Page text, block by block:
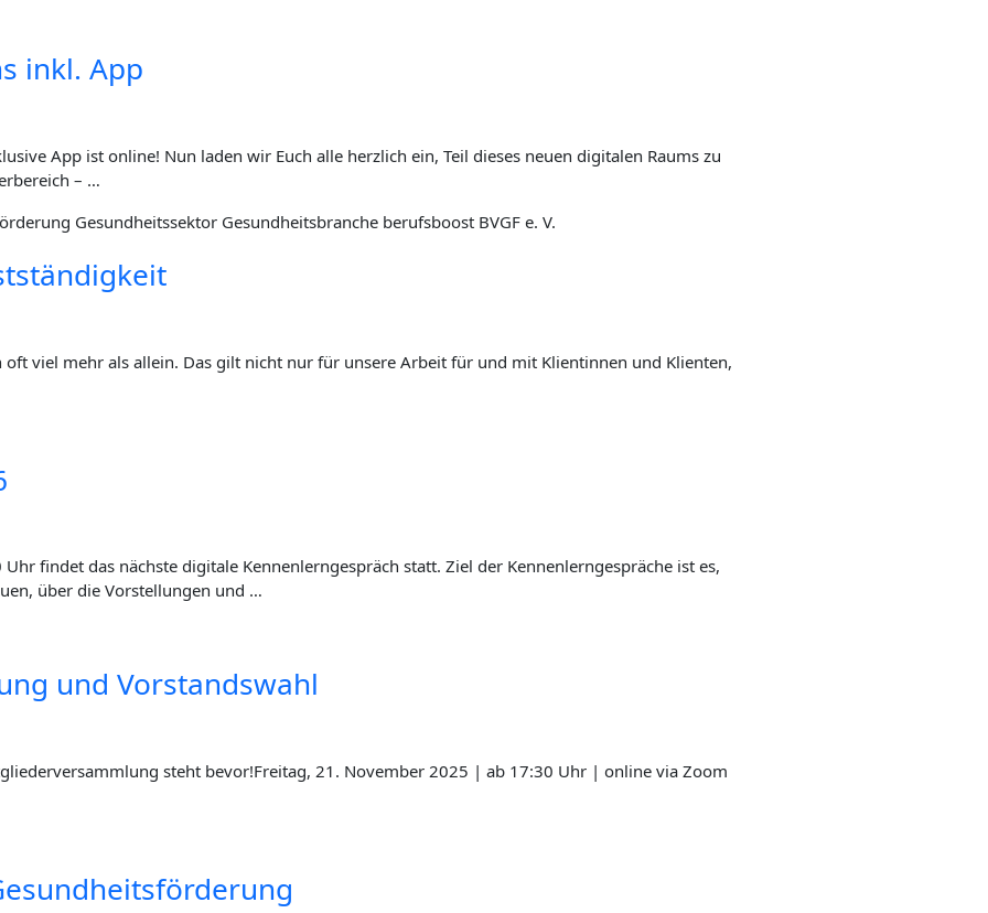
inkl. App
App ist online! Nun laden wir Euch alle herz­lich ein, Teil die­ses neu­en digi­ta­len Raums zu
– …
viel mehr als allein. Das gilt nicht nur für unse­re Arbeit für und mit Kli­en­tin­nen und Kli­en­ten,
fin­det das nächs­te digi­ta­le Ken­nen­lern­ge­spräch statt. Ziel der Ken­nen­lern­ge­sprä­che ist es,
über die Vor­stel­lun­gen und …
und Vorstandswahl
steht bevor!Frei­tag, 21. Novem­ber 2025 | ab 17:30 Uhr | online via Zoom